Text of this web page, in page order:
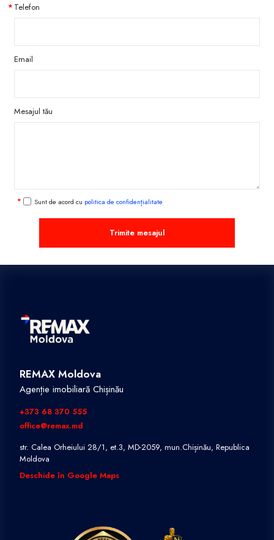
Telefon
Email
Mesajul tău
Sunt de acord cu politica de confidențialitate
Trimite mesajul
REMAX Moldova
Agenție imobiliară Chișinău
+373 68 370 555
office@remax.md
str. Calea Orheiului 28/1, et.3, MD-2059, mun.Chișinău, Republica
Moldova
Deschide în Google Maps